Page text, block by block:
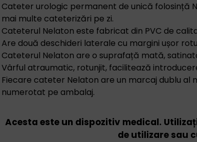
Cateter urologic permanent de unică folosință
mai multe cateterizări pe zi.
Cateterul Nelaton este fabricat din PVC de
Are două deschideri laterale cu margini ușor
Cateterul Nelaton are o suprafață mată,
Vârful atraumatic, rotunjit, facilitează
Fiecare cateter Nelaton are un marcaj dublu al
numerotat pe ambalaj.
Acesta este un dispozitiv medical.
de utilizare sau